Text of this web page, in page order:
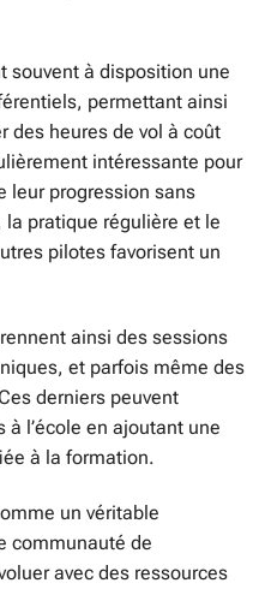
souvent à disposition une
permettant ainsi
des heures de vol à coût
intéressante pour
leur progression sans
pratique régulière et le
pilotes favorisent un
ainsi des sessions
et parfois même des
derniers peuvent
l’école en ajoutant une
à la formation.
un véritable
communauté de
avec des ressources